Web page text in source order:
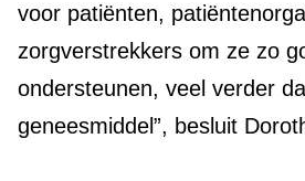
voor patiënten,
zorgverstrekkers om ze zo
ondersteunen, veel verder
geneesmiddel”, besluit